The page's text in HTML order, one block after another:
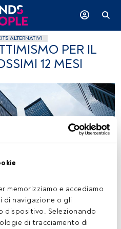
memorizziamo e accediamo
di navigazione o gli
dispositivo. Selezionando
di tracciamento di
ALTERNATIVI
PER IL
12 MESI